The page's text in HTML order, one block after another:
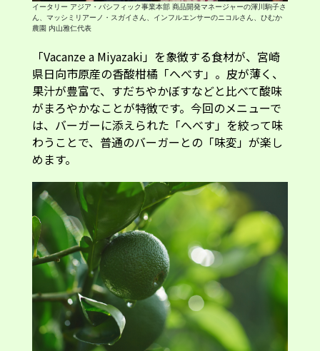
イータリー アジア・パシフィック事業本部 商品開発マネージャーの渾川駒子さ
ん、マッシミリアーノ・スガイさん、インフルエンサーのニコルさん、ひむか
農園 内山雅仁代表
「Vacanze a Miyazaki」を象徴する食材が、宮崎
県日向市原産の香酸柑橘「へべす」。皮が薄く、
果汁が豊富で、すだちやかぼすなどと比べて酸味
がまろやかなことが特徴です。今回のメニューで
は、バーガーに添えられた「へべす」を絞って味
わうことで、普通のバーガーとの「味変」が楽し
めます。